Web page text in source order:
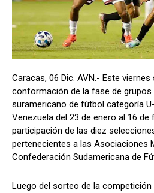
Caracas, 06 Dic. AVN.- Este
conformación de la fase de
suramericano de fútbol categoría
Venezuela del 23 de enero al 16
participación de las diez
pertenecientes a las Asociaciones
Confederación Sudamericana de
Luego del sorteo de la competición